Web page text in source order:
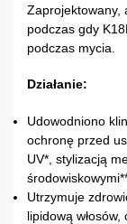
Zaprojektowany,
podczas gdy
podczas mycia.
Działanie:
Udowodniono
ochronę przed
UV*, stylizacją
Utrzymuje
lipidową